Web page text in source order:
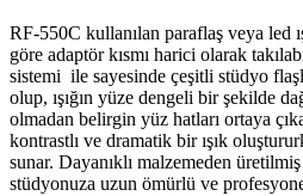
RF-550C kullanılan paraflaş veya led
göre adaptör kısmı harici olarak
sistemi ile sayesinde çeşitli stüdyo
olup, ışığın yüze dengeli bir şekilde
olmadan belirgin yüz hatları ortaya
kontrastlı ve dramatik bir ışık
sunar. Dayanıklı malzemeden
stüdyonuza uzun ömürlü ve